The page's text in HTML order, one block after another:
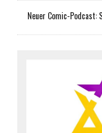
Neuer Comic-